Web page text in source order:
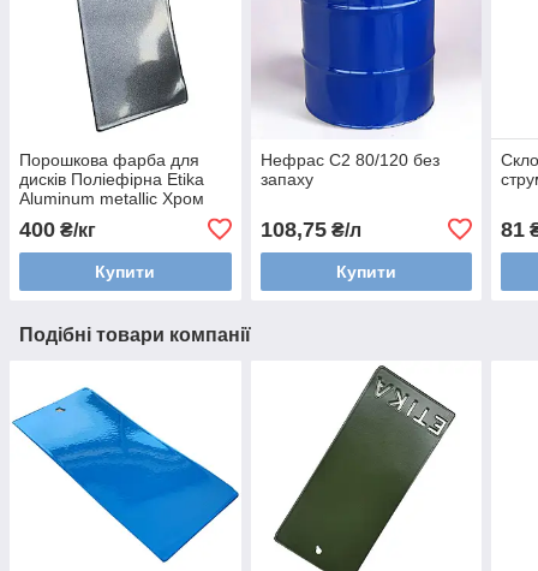
Порошкова фарба для
дисків Поліефірна Etika
Aluminum metallic Хром
400 ₴/кг
Купити
Нефрас С2 80/120 без
запаху
108,75₴/л
Купити
81
Подібні товари компанії